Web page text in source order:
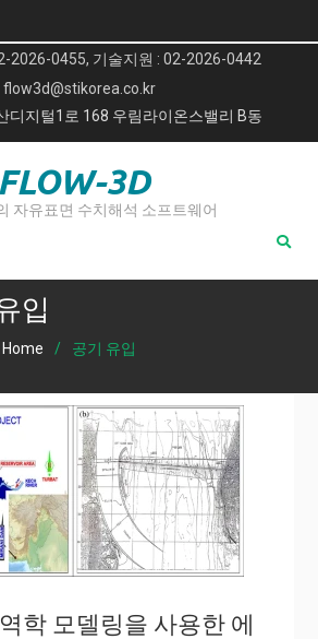
2026-0455, 기술지원 : 02-2026-0442
flow3d@stikorea.co.kr
디지털1로 168 우림라이온스밸리 B동
FLOW-3D
자유표면 수치해석 소프트웨어
입
Home 공기 유입
학 모델링을 사용한 에